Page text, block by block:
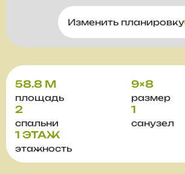
Изменить планировку
58.8 М
площадь
9×8
размер
2
спальни
1
санузел
1 ЭТАЖ
этажность